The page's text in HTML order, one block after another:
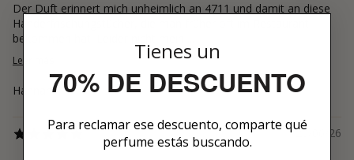
Der Duft erinnert mich unheimlich an 4711 und damit an diese
Handerfrischungstücher, die man früher oft im Restaurant
bekommen hat. Leider nicht mein ...
Leer más
Hannah
20/06/26
Tienes un
70% DE DESCUENTO
Para reclamar ese descuento, comparte qué
perfume estás buscando.